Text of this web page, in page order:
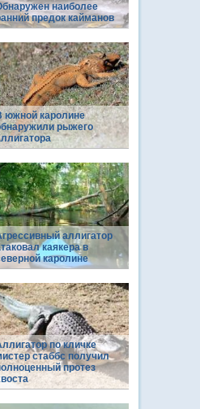
наиболее
предок кайманов
южной каролине
рыжего
аллигатор
каякера в
каролине
по кличке
стаббс получил
протез